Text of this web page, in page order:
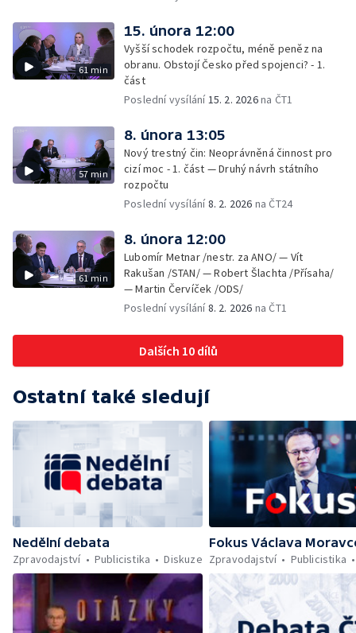
61 min
15. února 12:00
Vyšší schodek rozpočtu, méně peněz na
obranu. Obstojí Česko před spojenci? - 1.
část
Poslední vysílání15. 2. 2026na ČT1
57 min
8. února 13:05
Nový trestný čin: Neoprávněná činnost pro
cizí moc - 1. část — Druhý návrh státního
rozpočtu
Poslední vysílání8. 2. 2026 na ČT24
61 min
8. února 12:00
Lubomír Metnar /nestr. za ANO/ — Vít
Rakušan /STAN/ — Robert Šlachta /Přísaha/
— Martin Červíček /ODS/
Poslední vysílání8. 2. 2026 na ČT1
Dalších 10 dílů
Ostatní také sledují
Nedělní debata
Zpravodajství
Publicistika Diskuze
Fokus Václava
Zpravodajství
Publicistika